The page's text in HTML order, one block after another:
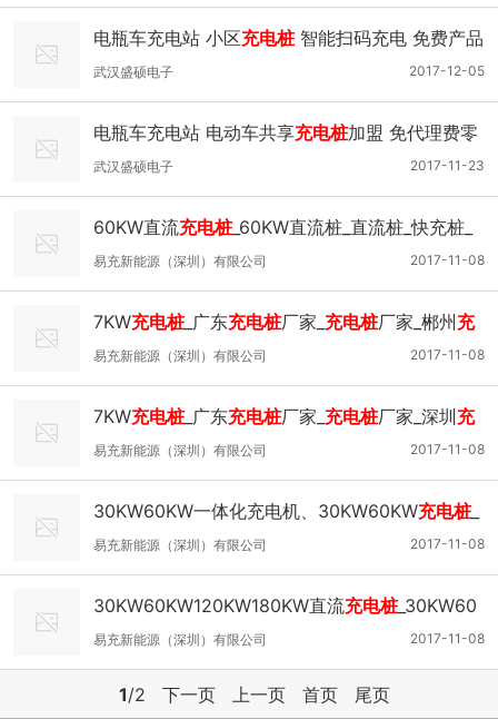
电瓶车充电站 小区充电桩智能扫码充电 免费产品
2017-12-05
武汉盛硕电子
电瓶车充电站 电动车共享充电桩加盟 免代理费零
风险
2017-11-23
武汉盛硕电子
60KW直流充电桩_60KW直流桩_直流桩_快充桩_
充电桩厂家_深圳充电桩 _湖南充
电桩_江西充电桩厂家
2017-11-08
易充新能源（深圳）有限公司
7KW充电桩_广东充电桩厂家_ 充电桩厂家_郴州 充
电桩厂家_长沙 充电桩厂家_九江
厂家_萍乡
充电桩厂家
2017-11-08
易充新能源（深圳）有限公司
7KW充电桩_广东充电桩厂家_ 充电桩厂家_深圳 充
电桩厂家_广州 充电桩_惠州 充电桩厂
家_玉林充电桩厂家_江西充电桩厂家_湖南充电桩
厂家
2017-11-08
易充新能源（深圳）有限公司
30KW60KW一体化充电机、30KW60KW充电桩_
60KW直流桩_直流桩_慢充桩_
厂家_深圳充
电桩厂家_广州充电桩_惠州充电桩_广西充电桩厂
家30KW一体化充电机、30KW充电桩、30KW快
2017-11-08
易充新能源（深圳）有限公司
30KW60KW120KW180KW直流充电桩_30KW60
KW120KW180KW直流桩_直流桩_慢充桩_充电桩
厂家_深圳充电桩厂家_广州充电桩_惠州充电桩_广
充电桩 厂家
2017-11-08
易充新能源（深圳）有限公司
1/2 下一页 上一页 首页 尾页